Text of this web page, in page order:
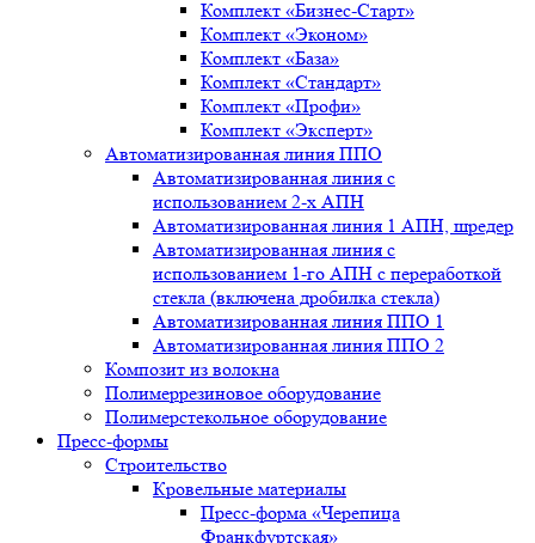
Комплект «Бизнес-Старт»
Комплект «Эконом»
Комплект «База»
Комплект «Стандарт»
Комплект «Профи»
Комплект «Эксперт»
Автоматизированная линия ППО
Автоматизированная линия с
использованием 2-х АПН
Автоматизированная линия 1 АПН, шредер
Автоматизированная линия с
использованием 1-го АПН с переработкой
стекла (включена дробилка стекла)
Автоматизированная линия ППО 1
Автоматизированная линия ППО 2
Композит из волокна
Полимеррезиновое оборудование
Полимерстекольное оборудование
Пресс-формы
Строительство
Кровельные материалы
Пресс-форма «Черепица
Франкфуртская»